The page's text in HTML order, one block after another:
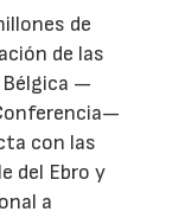
de
de las
Bélgica —
con las
del Ebro y
a